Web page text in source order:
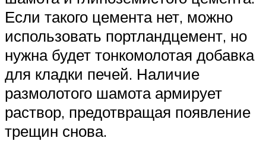
Если такого цемента нет, можно
использовать портландцемент, но
нужна будет тонкомолотая добавка
для кладки печей. Наличие
размолотого шамота армирует
раствор, предотвращая появление
трещин снова.